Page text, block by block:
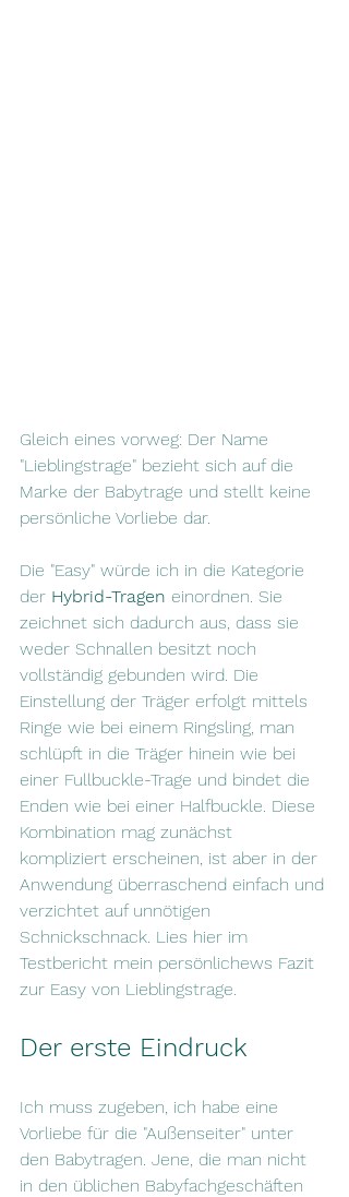
Gleich eines vorweg: Der Name
"Lieblingstrage" bezieht sich auf die
Marke der Babytrage und stellt keine
persönliche Vorliebe dar.
Die "Easy" würde ich in die Kategorie
der Hybrid-Tragen einordnen. Sie
zeichnet sich dadurch aus, dass sie
weder Schnallen besitzt noch
vollständig gebunden wird. Die
Einstellung der Träger erfolgt mittels
Ringe wie bei einem Ringsling, man
schlüpft in die Träger hinein wie bei
einer Fullbuckle-Trage und bindet die
Enden wie bei einer Halfbuckle. Diese
Kombination mag zunächst
kompliziert erscheinen, ist aber in der
Anwendung überraschend einfach und
verzichtet auf unnötigen
Schnickschnack. Lies hier im
Testbericht mein persönlichews Fazit
zur Easy von Lieblingstrage.
Der erste Eindruck
Ich muss zugeben, ich habe eine
Vorliebe für die "Außenseiter" unter
den Babytragen. Jene, die man nicht
in den üblichen Babyfachgeschäften